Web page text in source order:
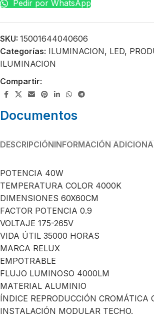
Pedir por WhatsApp
SKU: 15001644040606
Categorías: ILUMINACION, LED,
ILUMINACION
Compartir:
Documentos
DESCRIPCIÓNINFORMACIÓN
POTENCIA 40W
TEMPERATURA COLOR 4000K
DIMENSIONES 60X60CM
FACTOR POTENCIA 0.9
VOLTAJE 175-265V
VIDA ÚTIL 35000 HORAS
MARCA RELUX
EMPOTRABLE
FLUJO LUMINOSO 4000LM
MATERIAL ALUMINIO
ÍNDICE REPRODUCCIÓN CROMÁTICA
INSTALACIÓN MODULAR TECHO.